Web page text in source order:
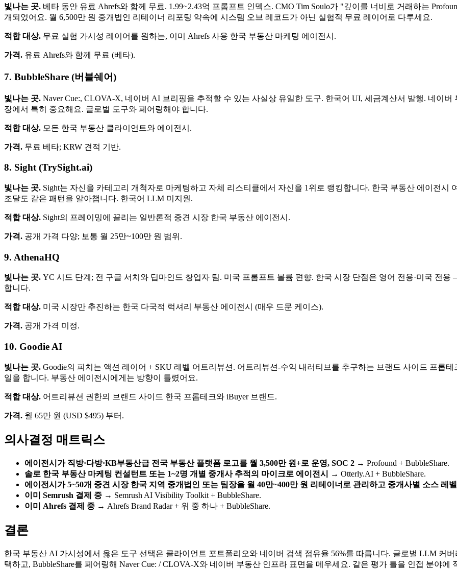
빛나는 곳. 베타 동안 유료 Ahrefs와 함께 무료. 1.99~2.43억 프롬프트 인덱스. CMO Tim Soulo가 "깊이를 너비로 거래하는
개되었어요. 월 6,500만 원 중개법인 리테이너 리포팅 약속에 시스템 오브 레코드가 아닌 실험적 무료 레이어로 다루세요.
적합 대상. 무료 실험 가시성 레이어를 원하는, 이미 Ahrefs 사용 한국 부동산 마케팅 에이전시.
가격. 유료 Ahrefs와 함께 무료 (베타).
7. BubbleShare (버블쉐어)
빛나는 곳. Naver Cue:, CLOVA-X, 네이버 AI 브리핑을 추적할 수 있는 사실상 유일한 도구. 한국어 UI, 세금계산서 발행. 네이
장에서 특히 중요해요. 글로벌 도구와 페어링해야 합니다.
적합 대상. 모든 한국 부동산 클라이언트와 에이전시.
가격. 무료 베타; KRW 견적 기반.
8. Sight (TrySight.ai)
빛나는 곳. Sight는 자신을 카테고리 개척자로 마케팅하고 자체 리스티클에서 자신을 1위로 랭킹합니다. 한국 부동산 에이전
조달도 같은 패턴을 알아챕니다. 한국어 LLM 미지원.
적합 대상. Sight의 프레이밍에 끌리는 일반론적 중견 시장 한국 부동산 에이전시.
가격. 공개 가격 다양; 보통 월 25만~100만 원 범위.
9. AthenaHQ
빛나는 곳. YC 시드 단계; 전 구글 서치와 딥마인드 창업자 팀. 미국 프롬프트 볼륨 편향. 한국 시장 단점은 영어 전용·미국 전
합니다.
적합 대상. 미국 시장만 추진하는 한국 다국적 럭셔리 부동산 에이전시 (매우 드문 케이스).
가격. 공개 가격 미정.
10. Goodie AI
빛나는 곳. Goodie의 피치는 액션 레이어 + SKU 레벨 어트리뷰션. 어트리뷰션-수익 내러티브를 추구하는 브랜드 사이드 프롭
일을 합니다. 부동산 에이전시에게는 방향이 틀렸어요.
적합 대상. 어트리뷰션 권한의 브랜드 사이드 한국 프롭테크와 iBuyer 브랜드.
가격. 월 65만 원 (USD $495) 부터.
의사결정 매트릭스
에이전시가 직방·다방·KB부동산급 전국 부동산 플랫폼 로고를 월 3,500만 원+로 운영, SOC 2 → Profound + BubbleShare.
솔로 한국 부동산 마케팅 컨설턴트 또는 1~2명 개별 중개사 추적의 마이크로 에이전시
→ Otterly.AI + BubbleShare.
에이전시가 5~50개 중견 시장 한국 지역 중개법인 또는 팀장을 월 40만~400만 원 리테이너로 관리하고 중개사별 소스 레
이미 Semrush 결제 중 → Semrush AI Visibility Toolkit + BubbleShare.
이미 Ahrefs 결제 중 → Ahrefs Brand Radar + 위 중 하나 + BubbleShare.
결론
한국 부동산 AI 가시성에서 옳은 도구 선택은 클라이언트 포트폴리오와 네이버 검색 점유율 56%를 따릅니다. 글로벌 LLM 커버
택하고, BubbleShare를 페어링해 Naver Cue: / CLOVA-X와 네이버 부동산 인프라 표면을 메우세요. 같은 평가 틀을 인접 분야에